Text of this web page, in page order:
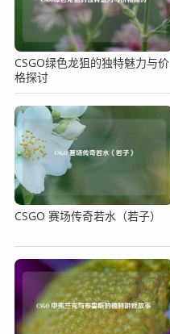
CSGO绿色龙狙的独特魅力与价
格探讨
CSGO 赛场传奇若水（若子）